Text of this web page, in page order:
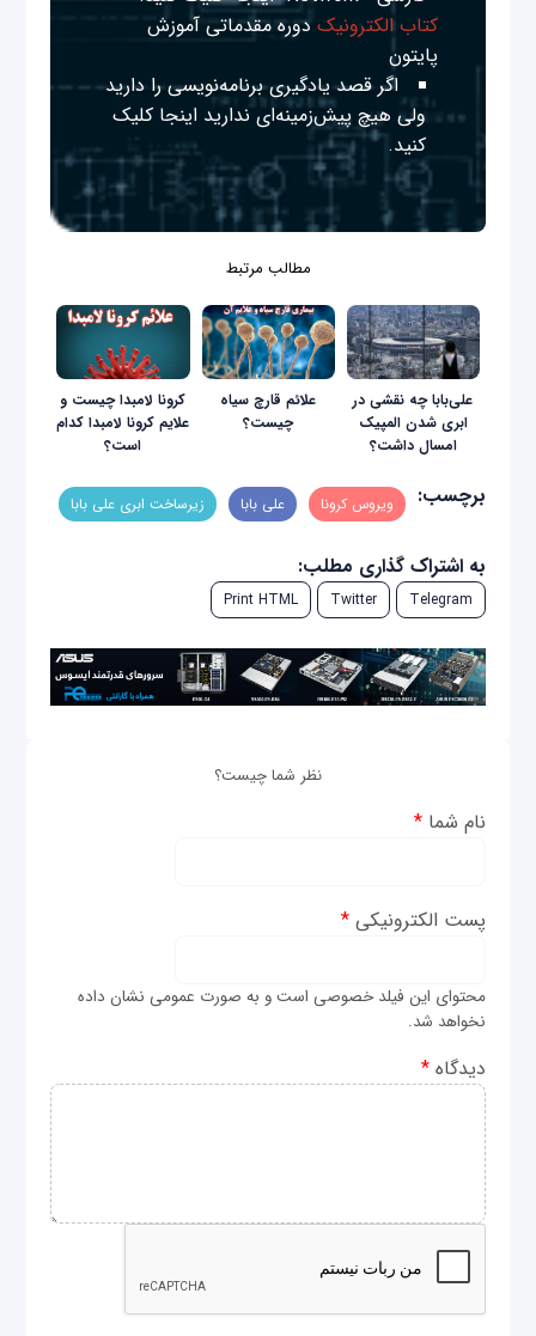
کتاب الکترونیک دوره مقدماتی آموزش
پایتون
اگر قصد یادگیری برنامه‌نویسی را دارید
ولی هیچ پیش‌زمینه‌ای نداریداینجا کلیک
کنید.
مطالب مرتبط
علی‌بابا چه نقشی در
ابری شدن المپیک
امسال داشت؟
علائم قارچ سیاه
چیست؟
کرونا لامبدا چیست و
علایم کرونا لامبدا کدام
است؟
برچسب: ویروس کرونا علی بابا زیرساخت ابری علی بابا
به اشتراک گذاری مطلب:
Telegram
Twitter
Print HTML
نظر شما چیست؟
نام شما*
پست الکترونیکی*
محتوای این فیلد خصوصی است و به صورت عمومی نشان داده
نخواهد شد.
دیدگاه*